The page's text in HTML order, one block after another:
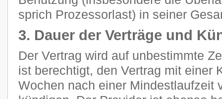
sprich Prozessorlast) in seiner
3. Dauer der Verträge und
Der Vertrag wird auf unbestimmte
ist berechtigt, den Vertrag mit einer
Wochen nach einer Mindestlaufzeit